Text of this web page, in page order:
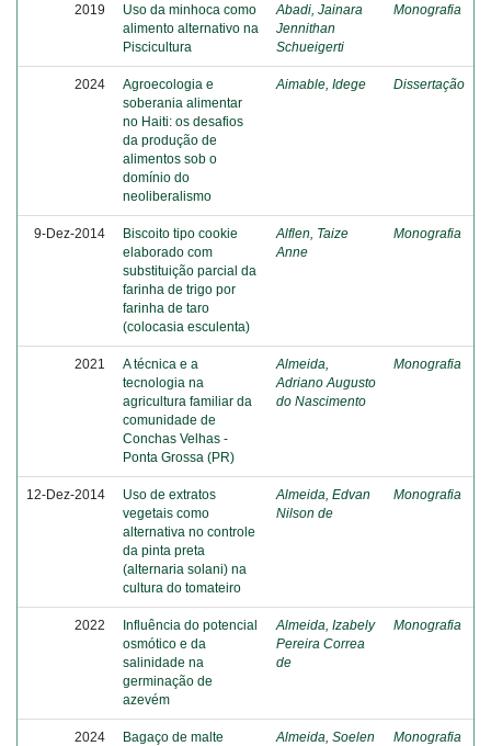
2019
Uso da minhoca como
alimento alternativo na
Piscicultura
Abadi, Jainara
Jennithan
Schueigerti
Monografia
2024
Agroecologia e
soberania alimentar
no Haiti: os desafios
da produção de
alimentos sob o
domínio do
neoliberalismo
Aimable, Idege Dissertação
9-Dez-2014
Biscoito tipo cookie
elaborado com
substituição parcial da
farinha de trigo por
farinha de taro
(colocasia esculenta)
Alflen, Taize
Anne
Monografia
2021
A técnica e a
tecnologia na
agricultura familiar da
comunidade de
Conchas Velhas -
Ponta Grossa (PR)
Almeida,
Adriano Augusto
do Nascimento
Monografia
12-Dez-2014
Uso de extratos
vegetais como
alternativa no controle
da pinta preta
(alternaria solani) na
cultura do tomateiro
Almeida, Edvan
Nilson de
Monografia
2022
Influência do potencial
osmótico e da
salinidade na
germinação de
azevém
Almeida, Izabely
Pereira Correa
de
Monografia
2024
Bagaço de malte
Almeida, Soelen
Monografia